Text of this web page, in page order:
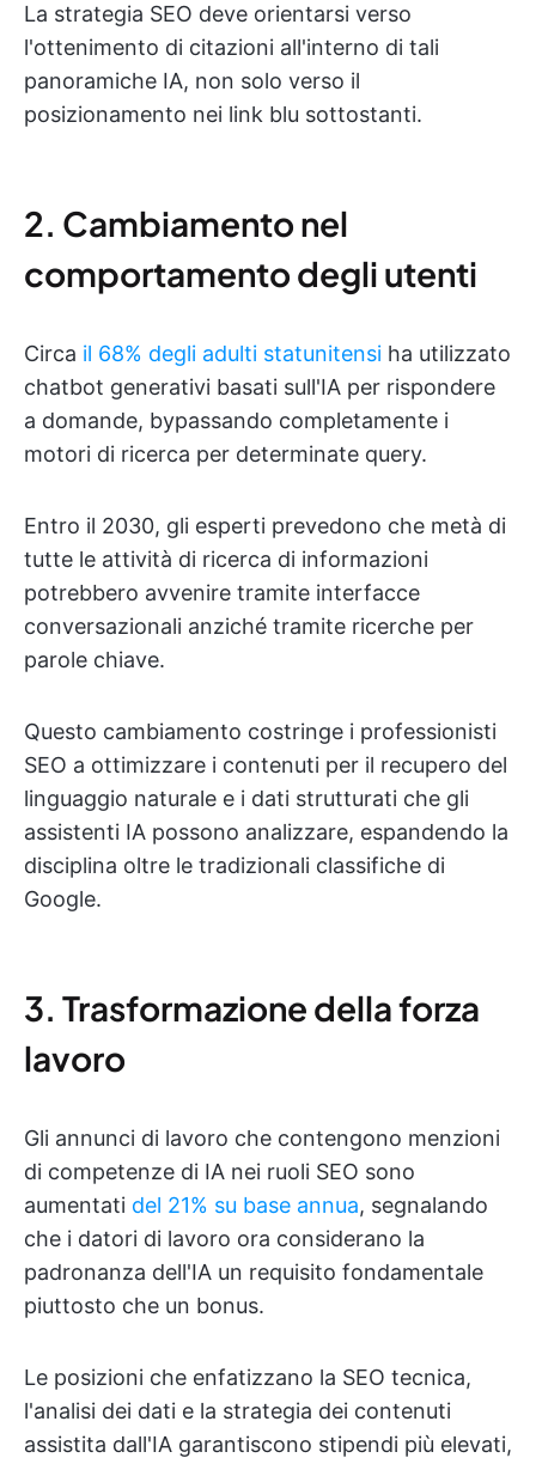
La strategia SEO deve orientarsi verso
l'ottenimento di citazioni all'interno di tali
panoramiche IA, non solo verso il
posizionamento nei link blu sottostanti.
2. Cambiamento nel
comportamento degli utenti
Circa il 68% degli adulti statunitensi ha utilizzato
chatbot generativi basati sull'IA per rispondere
a domande, bypassando completamente i
motori di ricerca per determinate query.
Entro il 2030, gli esperti prevedono che metà di
tutte le attività di ricerca di informazioni
potrebbero avvenire tramite interfacce
conversazionali anziché tramite ricerche per
parole chiave.
Questo cambiamento costringe i professionisti
SEO a ottimizzare i contenuti per il recupero del
linguaggio naturale e i dati strutturati che gli
assistenti IA possono analizzare, espandendo la
disciplina oltre le tradizionali classifiche di
Google.
3. Trasformazione della forza
lavoro
Gli annunci di lavoro che contengono menzioni
di competenze di IA nei ruoli SEO sono
aumentati del 21% su base annua, segnalando
che i datori di lavoro ora considerano la
padronanza dell'IA un requisito fondamentale
piuttosto che un bonus.
Le posizioni che enfatizzano la SEO tecnica,
l'analisi dei dati e la strategia dei contenuti
assistita dall'IA garantiscono stipendi più elevati,